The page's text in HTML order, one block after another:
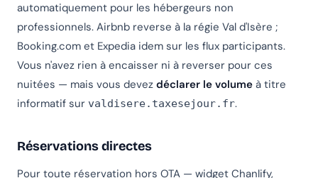
automatiquement pour les hébergeurs non
professionnels. Airbnb reverse à la régie Val d'Isère ;
Booking.com et Expedia idem sur les flux participants.
Vous n'avez rien à encaisser ni à reverser pour ces
nuitées — mais vous devez déclarer le volume à titre
informatif sur valdisere.taxesejour.fr.
Réservations directes
Pour toute réservation hors OTA — widget Chanlify,